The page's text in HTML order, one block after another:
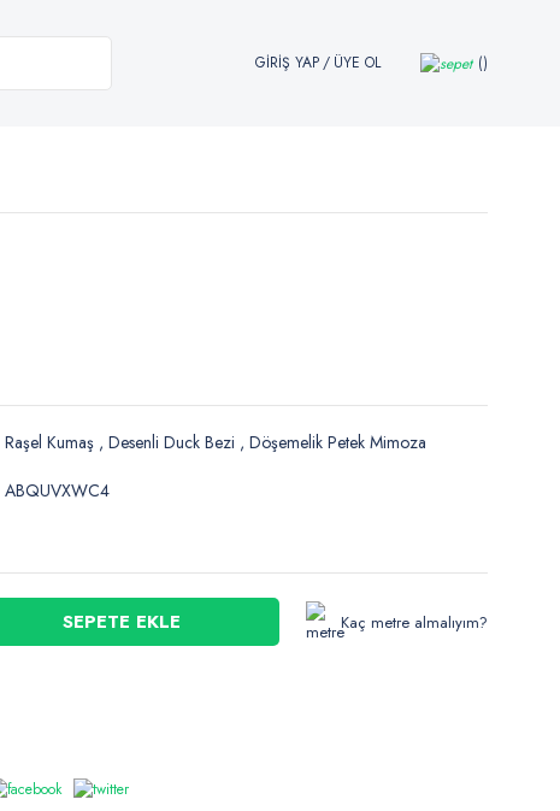
GİRİŞ YAP/ ÜYE OL
Raşel Kumaş , Desenli Duck Bezi , Döşemelik Petek Mimoza
ABQUVXWC4
SEPETE EKLE Kaç metre almalıyım?